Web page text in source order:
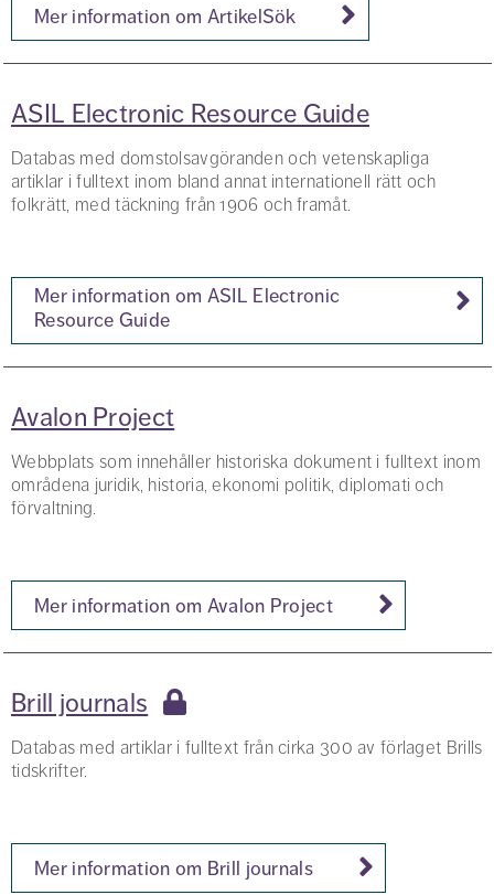
Mer information om ArtikelSök
ASIL Electronic Resource Guide
Databas med domstolsavgöranden och vetenskapliga
artiklar i fulltext inom bland annat internationell rätt och
folkrätt, med täckning från 1906 och framåt.
Mer information om ASIL Electronic
Resource Guide
Avalon Project
Webbplats som innehåller historiska dokument i fulltext inom
områdena juridik, historia, ekonomi politik, diplomati och
förvaltning.
Mer information om Avalon Project
Brill journals
Databas med artiklar i fulltext från cirka 300 av förlaget Brills
tidskrifter.
Mer information om Brill journals